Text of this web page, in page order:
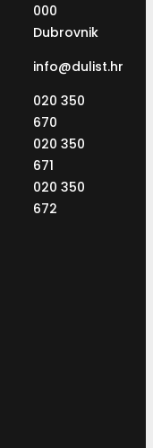
000
Dubrovnik
info@dulist.hr
020 350
670
020 350
671
020 350
672